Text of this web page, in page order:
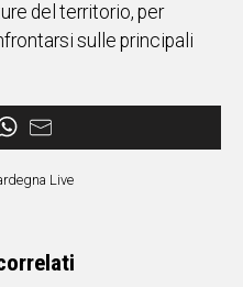
del territorio, per
sulle principali
Live